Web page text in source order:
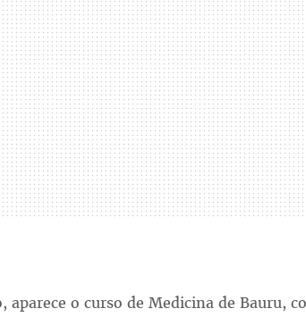
aparece o curso de Medicina de Bauru,